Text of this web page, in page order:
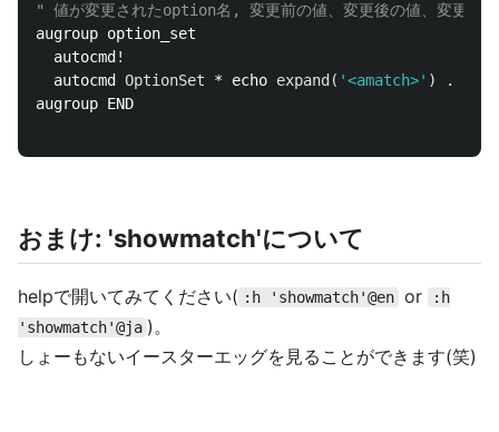
" 値が変更されたoption名, 変更前の値、変更後の値、変更
augroup option_set
  autocmd
!
  autocmd
OptionSet * echo expand ( '<amatch>' ) .
augroup END
おまけ: 'showmatch'について
helpで開いてみてください( :h 'showmatch'@en or
:h
'showmatch'@ja )。
しょーもないイースターエッグを見ることができます(笑)